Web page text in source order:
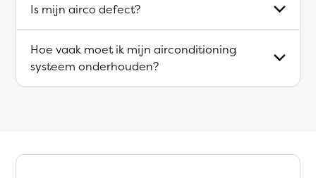
Is mijn airco defect?
Hoe vaak moet ik mijn airconditioning
systeem onderhouden?